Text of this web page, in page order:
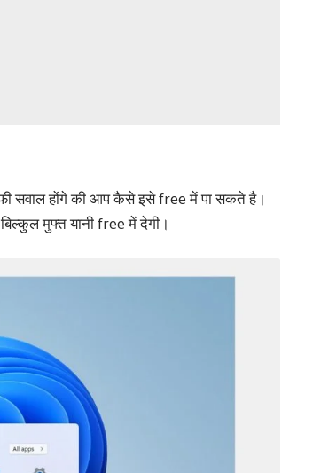
सवाल होंगे की आप कैसे इसे free में पा सकते है।
मुफ्त यानी free में देगी।